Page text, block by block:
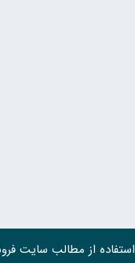
استفاده از مطالب سايت